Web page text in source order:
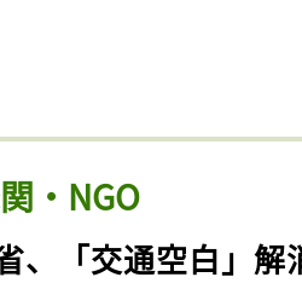
・NGO
、「交通空白」解